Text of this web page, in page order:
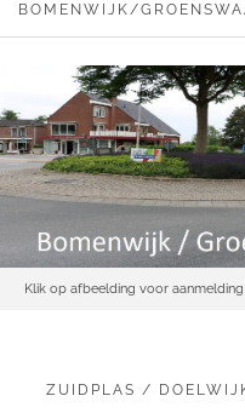
BOMENWIJK/
Klik op afbeelding voor
ZUIDPLAS /